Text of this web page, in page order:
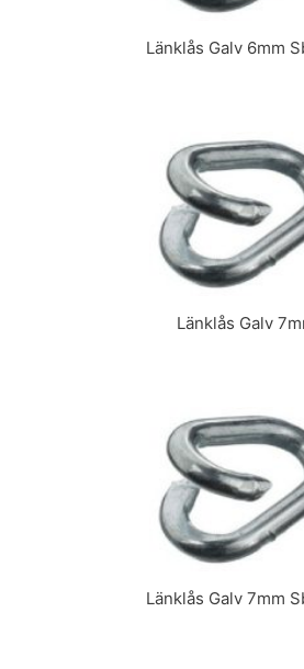
Länklås Galv 6mm
Länklås Galv
Länklås Galv 7mm